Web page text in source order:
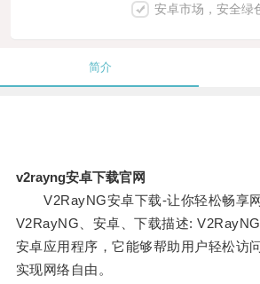
安卓市场，安全绿
简介
v2rayng安卓下载官网
V2RayNG安卓下载-让你轻松畅享
V2RayNG、安卓、下载描述:
安卓应用程序，它能够帮助用户轻松访
实现网络自由。